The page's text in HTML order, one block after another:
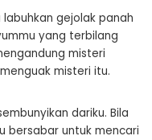
gejolak panah
yang terbilang
misteri
misteri itu.
dariku. Bila
bersabar untuk mencari